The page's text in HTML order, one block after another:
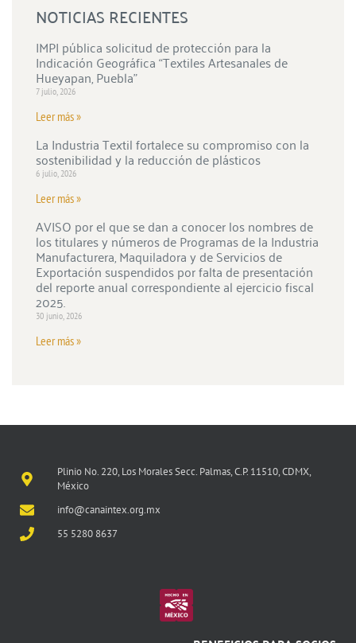
NOTICIAS RECIENTES
IMPI pública solicitud de protección para la
Indicación Geográfica “Textiles Artesanales de
Hueyapan, Puebla”
7 julio, 2026
Leer más »
La Industria Textil fortalece su compromiso con la
sostenibilidad y la reducción de plásticos
6 julio, 2026
Leer más »
AVISO por el que se dan a conocer los nombres de
los titulares y números de Programas de la Industria
Manufacturera, Maquiladora y de Servicios de
Exportación suspendidos por falta de presentación
del reporte anual correspondiente al ejercicio fiscal
2025.
30 junio, 2026
Leer más »
Plinio No. 220, Los Morales Secc. Palmas, C.P. 11510, CDMX,
México
info@canaintex.org.mx
55 5280 8637